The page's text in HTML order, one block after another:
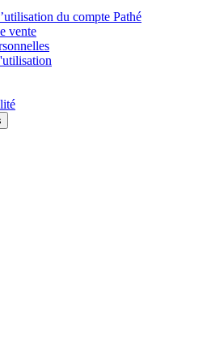
du compte Pathé
vente